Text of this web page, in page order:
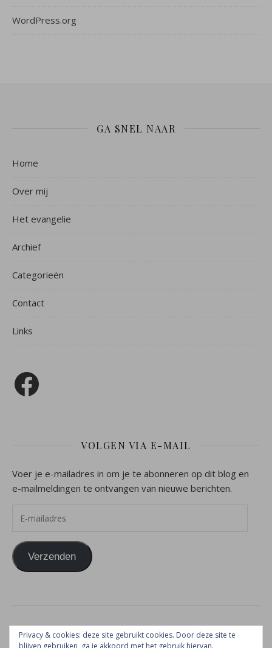
WordPress.org
GA SNEL NAAR
Home
Over mij
Het evangelie
Archief
Categorieën
Contact
Links
Facebook
VOLGEN VIA E-MAIL
Voer je e-mailadres in om je te abonneren op dit blog en
e-mailmeldingen te ontvangen van nieuwe berichten.
Verzenden
2026 Vrouw naar Gods hart ©
Ashe thema doorWP Royal
Privacy & cookies: deze site gebruikt cookies. Door deze site te
blijven gebruiken, ga je akkoord met het gebruik hiervan.